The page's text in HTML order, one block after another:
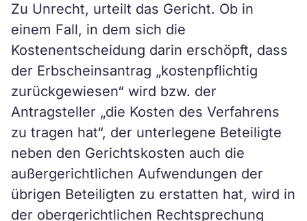
Zu Unrecht, urteilt das Gericht. Ob in
einem Fall, in dem sich die
Kostenentscheidung darin erschöpft, dass
der Erbscheinsantrag „kostenpflichtig
zurückgewiesen“ wird bzw. der
Antragsteller „die Kosten des Verfahrens
zu tragen hat“, der unterlegene Beteiligte
neben den Gerichtskosten auch die
außergerichtlichen Aufwendungen der
übrigen Beteiligten zu erstatten hat, wird in
der obergerichtlichen Rechtsprechung